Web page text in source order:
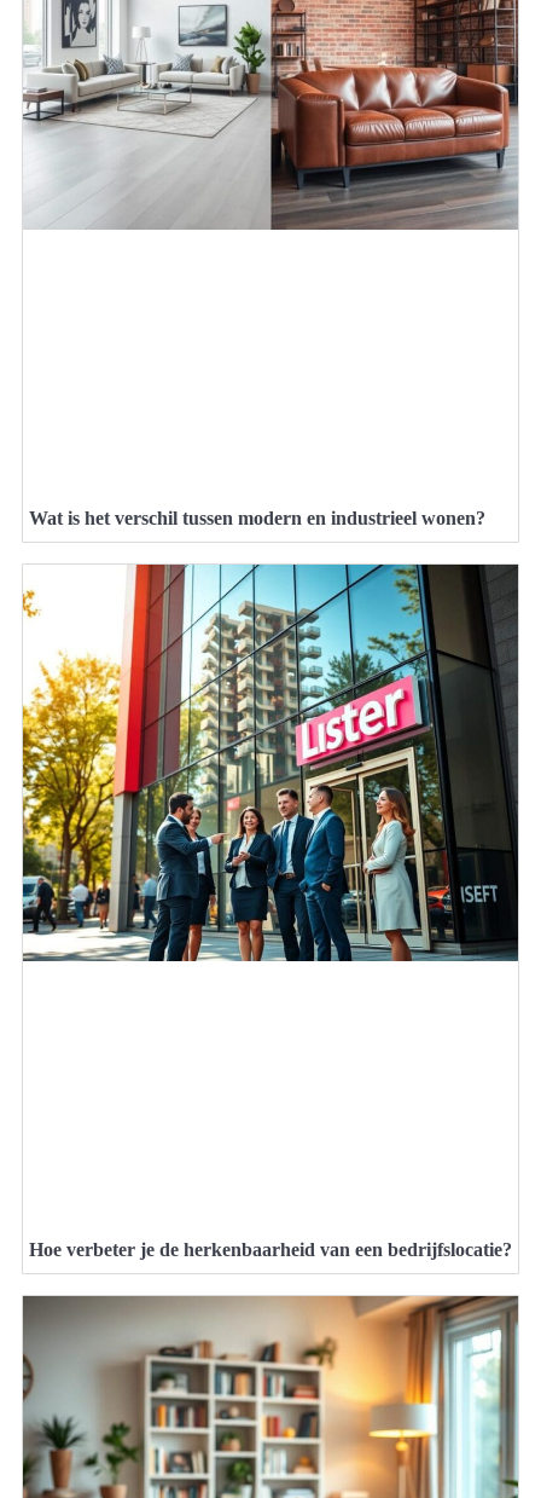
Wat is het verschil tussen modern en industrieel wonen?
Hoe verbeter je de herkenbaarheid van een bedrijfslocatie?